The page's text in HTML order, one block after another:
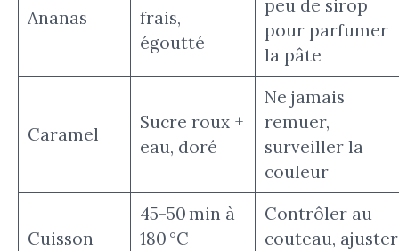
Ananas
frais,
égoutté
peu de sirop
pour parfumer
la pâte
Caramel
Sucre roux +
eau, doré
Ne jamais
remuer,
surveiller la
couleur
Cuisson
45-50 min à
180 °C
Contrôler au
couteau, ajuster